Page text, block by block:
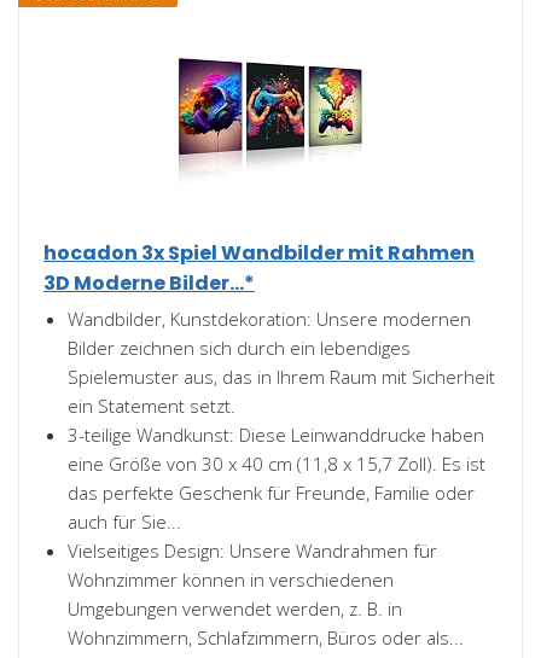
hocadon 3x Spiel Wandbilder mit Rahmen
3D Moderne Bilder...*
Wandbilder, Kunstdekoration: Unsere modernen
Bilder zeichnen sich durch ein lebendiges
Spielemuster aus, das in Ihrem Raum mit Sicherheit
ein Statement setzt.
3-teilige Wandkunst: Diese Leinwanddrucke haben
eine Größe von 30 x 40 cm (11,8 x 15,7 Zoll). Es ist
das perfekte Geschenk für Freunde, Familie oder
auch für Sie...
Vielseitiges Design: Unsere Wandrahmen für
Wohnzimmer können in verschiedenen
Umgebungen verwendet werden, z. B. in
Wohnzimmern, Schlafzimmern, Büros oder als...